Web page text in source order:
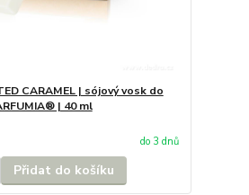
CARAMEL | sójový vosk do
| 40 ml
do 3 dnů
Přidat do košíku